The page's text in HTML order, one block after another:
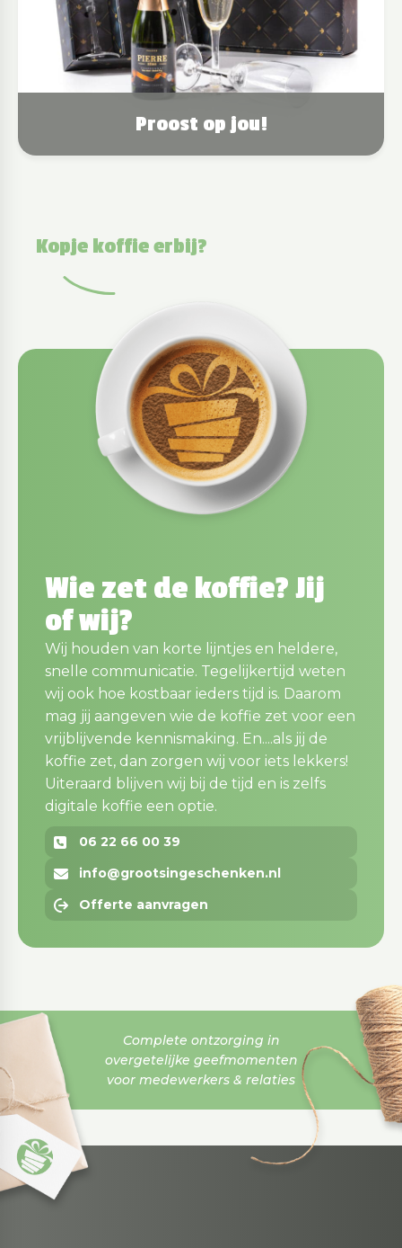
Proost op jou!
Kopje koffie erbij?
Wie zet de koffie? Jij
of wij?
Wij houden van korte lijntjes en heldere,
snelle communicatie. Tegelijkertijd weten
wij ook hoe kostbaar ieders tijd is. Daarom
mag jij aangeven wie de koffie zet voor een
vrijblijvende kennismaking. En....als jij de
koffie zet, dan zorgen wij voor iets lekkers!
Uiteraard blijven wij bij de tijd en is zelfs
digitale koffie een optie.
06 22 66 00 39
info@grootsingeschenken.nl
Offerte aanvragen
Complete ontzorging in
overgetelijke geefmomenten
voor medewerkers & relaties